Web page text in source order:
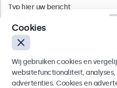
4.8/5 door
Nederlands
Cookies
Wij gebruiken cookies en
websitefunctionaliteit, analyses,
advertenties. Cookies en